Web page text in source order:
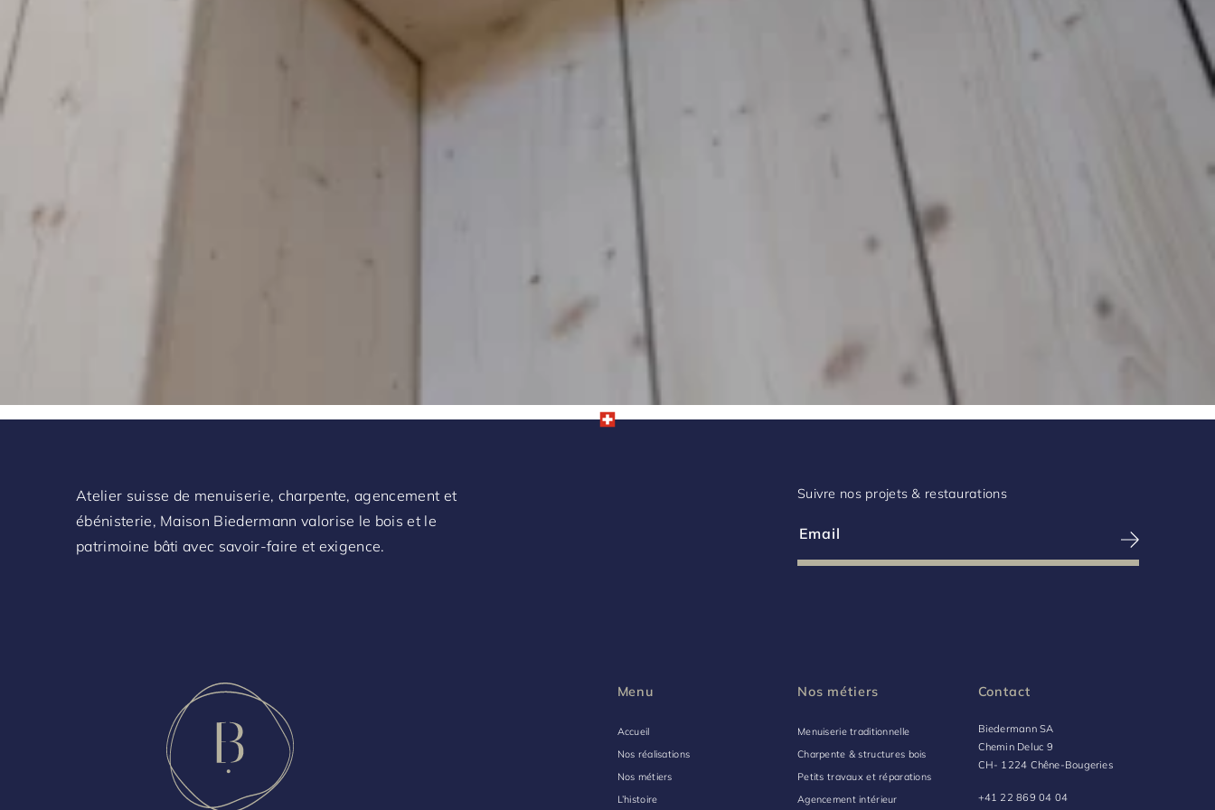
Atelier suisse de menuiserie, charpente, agencement et
ébénisterie, Maison Biedermann valorise le bois et le
patrimoine bâti avec savoir-faire et exigence.
Suivre nos projets & restaurations
Menu
Accueil
Nos réalisations
Nos métiers
L’histoire
Nos métiers
Menuiserie traditionnelle
Charpente & structures bois
Petits travaux et réparations
Agencement intérieur
Contact
Biedermann SA
Chemin Deluc 9
CH- 1224 Chêne-Bougeries
+41 22 869 04 04